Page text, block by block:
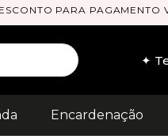
PARA PAGAMENTO
✦
Encardenação